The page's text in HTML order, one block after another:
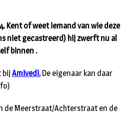
Kent of weet iemand van wie deze
niet gecastreerd) hij zwerft nu al
binnen .
bij Amivedi.De eigenaar kan daar
de Meerstraat/Achterstraat en de